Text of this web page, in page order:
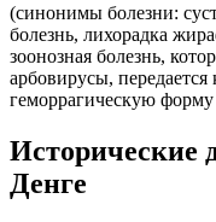
(синонимы болезни:
болезнь, лихорадка
зоонозная болезнь,
арбовирусы,
геморрагическую форму
Исторические
Денге